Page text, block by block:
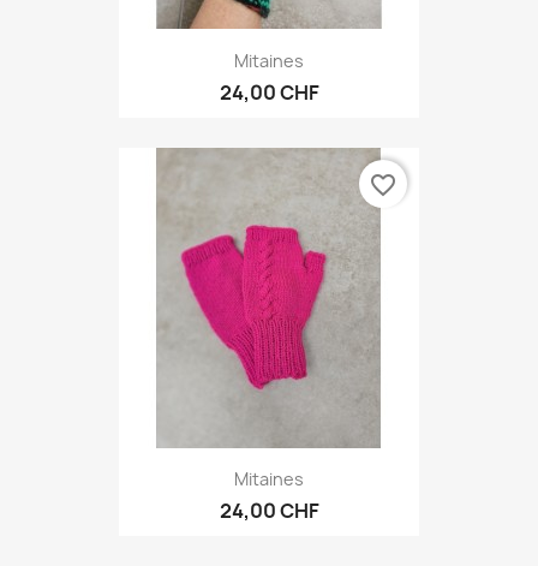
Mitaines
24,00 CHF
Mitaines
24,00 CHF
favorite_border